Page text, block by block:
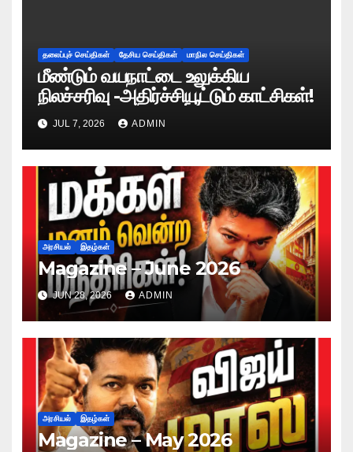
தலைப்புச் செய்திகள் தேசிய செய்திகள் மாநில செய்திகள்
மீண்டும் வயநாட்டை உலுக்கிய
நிலச்சரிவு -அதிர்ச்சியூட்டும் காட்சிகள்!
JUL 7, 2026 ADMIN
அரசியல் இதழ்கள்
Magazine – June 2026
JUN 28, 2026 ADMIN
அரசியல் இதழ்கள்
Magazine – May 2026